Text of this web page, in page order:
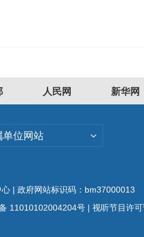
人民网 新华网
单位网站
| 政府网站标识码：bm37000013
11010102004204号 | 视听节目许